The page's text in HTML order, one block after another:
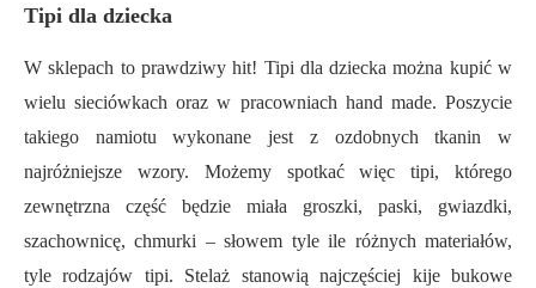
Tipi dla dziecka
W sklepach to prawdziwy hit! Tipi dla dziecka można kupić w
wielu sieciówkach oraz w pracowniach hand made. Poszycie
takiego namiotu wykonane jest z ozdobnych tkanin w
najróżniejsze wzory. Możemy spotkać więc tipi, którego
zewnętrzna część będzie miała groszki, paski, gwiazdki,
szachownicę, chmurki – słowem tyle ile różnych materiałów,
tyle rodzajów tipi. Stelaż stanowią najczęściej kije bukowe